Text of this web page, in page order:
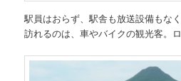
駅員はおらず、駅舎も放送設備もな
訪れるのは、車やバイクの観光客。